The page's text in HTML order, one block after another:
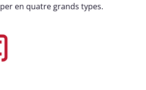
en quatre grands types.